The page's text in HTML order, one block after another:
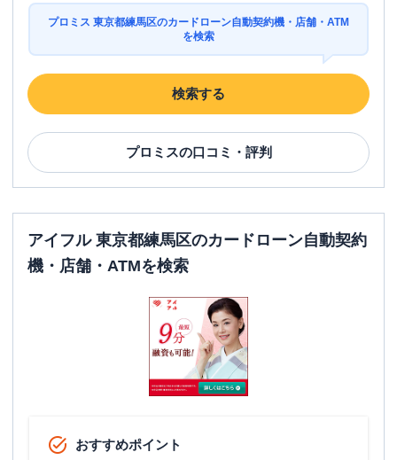
プロミス 東京都練馬区のカードローン自動契約機・店舗・ATM
を検索
検索する
プロミスの口コミ・評判
アイフル 東京都練馬区のカードローン自動契約
機・店舗・ATMを検索
おすすめポイント